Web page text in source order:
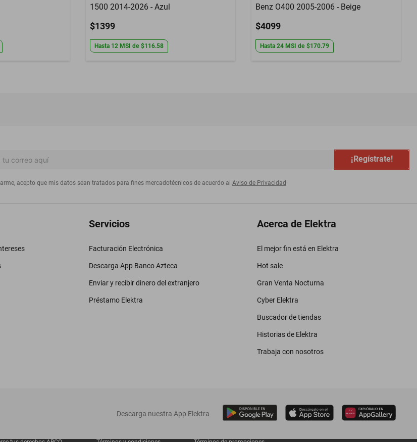
1500 2014-2026 - Azul
$1399
Hasta 12 MSI de $116.58
Benz O400 2005-2006 - Beige
$4099
Hasta 24 MSI de $170.79
¡Regístrate!
acepto que mis datos sean tratados para fines mercadotécnicos de acuerdo al Aviso de Privacidad
Servicios
Facturación Electrónica
Descarga App Banco Azteca
Enviar y recibir dinero del extranjero
Préstamo Elektra
Acerca de Elektra
El mejor fin está en Elektra
Hot sale
Gran Venta Nocturna
Cyber Elektra
Buscador de tiendas
Historias de Elektra
Trabaja con nosotros
‎ Descarga nuestra App Elektra